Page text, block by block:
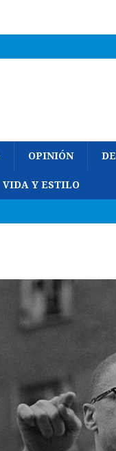
OPINIÓN
VIDA Y ESTILO